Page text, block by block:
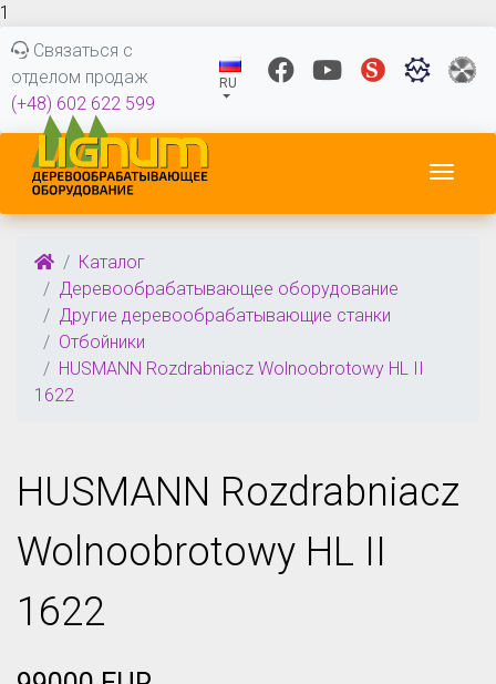
1
Связаться с
отделом продаж
(+48) 602 622 599
RU
Каталог
Деревообрабатывающее оборудование
Другие деревообрабатывающие станки
Отбойники
HUSMANN Rozdrabniacz Wolnoobrotowy HL II
1622
HUSMANN Rozdrabniacz
Wolnoobrotowy HL II
1622